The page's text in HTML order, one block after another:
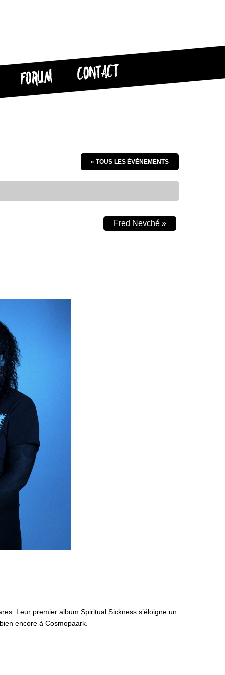
FORUM CONTACT
« TOUS LES ÉVÈNEMENTS
Fred Nevché »
Leur premier album Spiritual Sickness s’éloigne un
encore à Cosmopaark.